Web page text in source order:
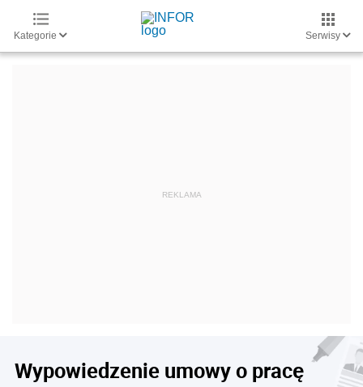
Kategorie Serwisy
Wypowiedzenie umowy o pracę